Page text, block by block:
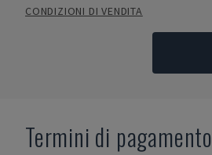
CONDIZIONI DI VENDITA
Termini di pagamento